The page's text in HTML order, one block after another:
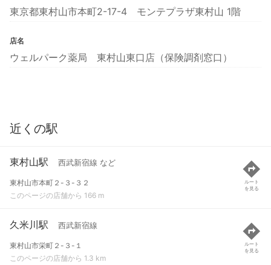
東京都東村山市本町2-17-4 モンテプラザ東村山 1階
店名
ウェルパーク薬局 東村山東口店（保険調剤窓口）
近くの駅
東村山駅 西武新宿線 など
東村山市本町２-３-３２
このページの店舗から 166 m
ルート
を見る
久米川駅 西武新宿線
東村山市栄町２-３-１
このページの店舗から 1.3 km
ルート
を見る